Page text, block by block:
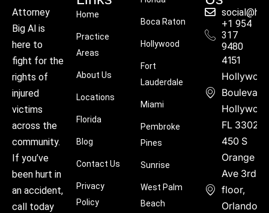
Attorney
Big Al is
here to
fight for the
rights of
injured
victims
across the
community.
If you’ve
been hurt in
an accident,
call today
Home
Practice
Areas
About Us
Locations
Florida
Blog
Contact Us
Privacy
Policy
Boca Raton
Hollywood
Fort
Lauderdale
Miami
Pembroke
Pines
Sunrise
West Palm
Beach
+1 954
317
9480
4151
Boulevard,
FL 33021
450 S
Orange
Ave 3rd
floor,
Orlando,